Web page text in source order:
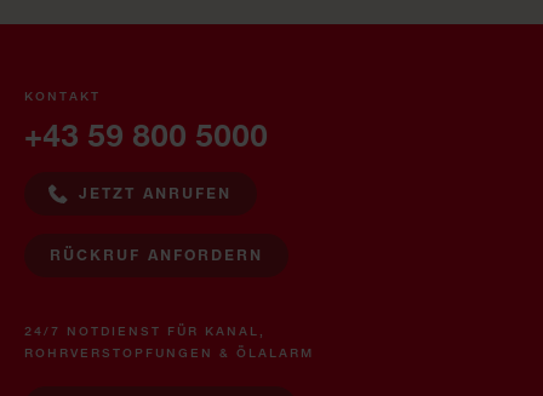
KONTAKT
+43 59 800 5000
JETZT ANRUFEN
RÜCKRUF ANFORDERN
24/7 NOTDIENST FÜR KANAL,
ROHRVERSTOPFUNGEN & ÖLALARM